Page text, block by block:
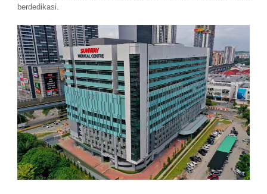
berdedikasi.